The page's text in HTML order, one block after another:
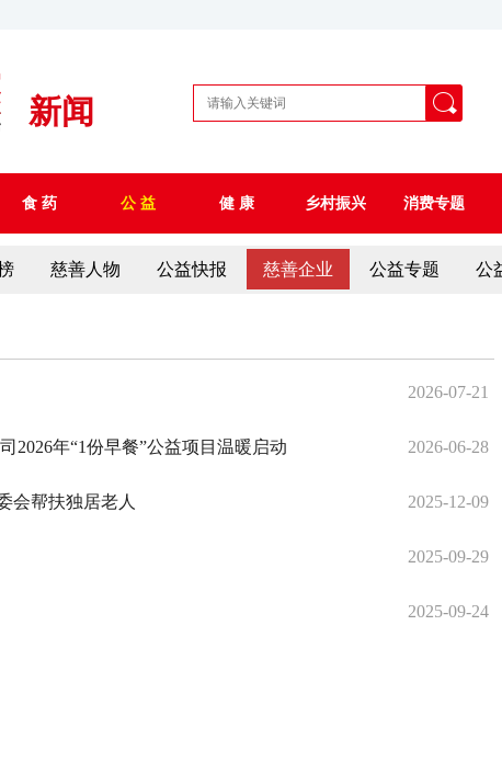
新闻
食 药 公 益 健 康 乡村振兴 消费专题
慈善人物 公益快报 慈善企业 公益专题 公
2026-07-21
2026-06-28
年“1份早餐”公益项目温暖启动
2025-12-09
会帮扶独居老人
2025-09-29
2025-09-24